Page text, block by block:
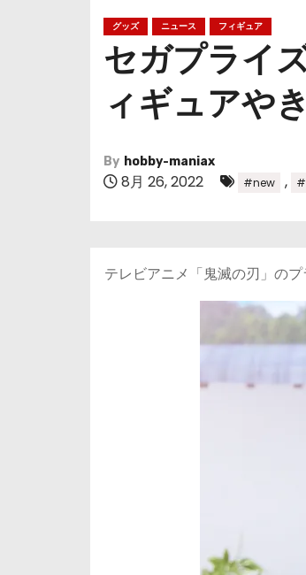
グッズ ニュース フィギュア
セガプライ
ィギュアや
By hobby-maniax
8月 26, 2022 #new , #
テレビアニメ「鬼滅の刃」の